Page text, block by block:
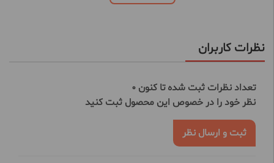
نظرات کاربران
تعداد نظرات ثبت شده تا کنون 0
نظر خود را در خصوص این محصول ثبت کنید
ثبت و ارسال نظر